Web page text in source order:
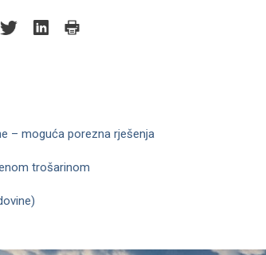
– moguća porezna rješenja
trošarinom